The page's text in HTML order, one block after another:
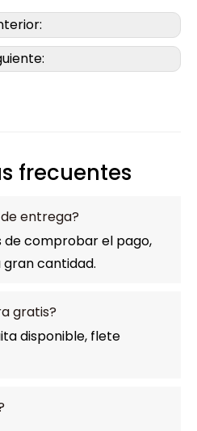
frecuentes
entrega?
de comprobar el pago,
cantidad.
gratis?
disponible, flete